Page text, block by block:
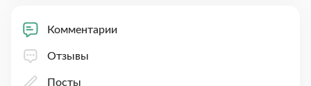
Комментарии
Отзывы
Посты